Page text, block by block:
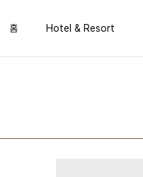
홈 Hotel & Resort